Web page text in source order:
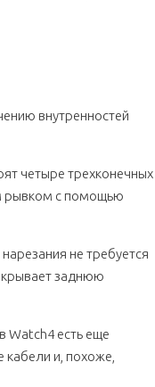
внутренностей
четыре трехконечных
рывком с помощью
не требуется
заднюю
Watch4 есть еще
и, похоже,